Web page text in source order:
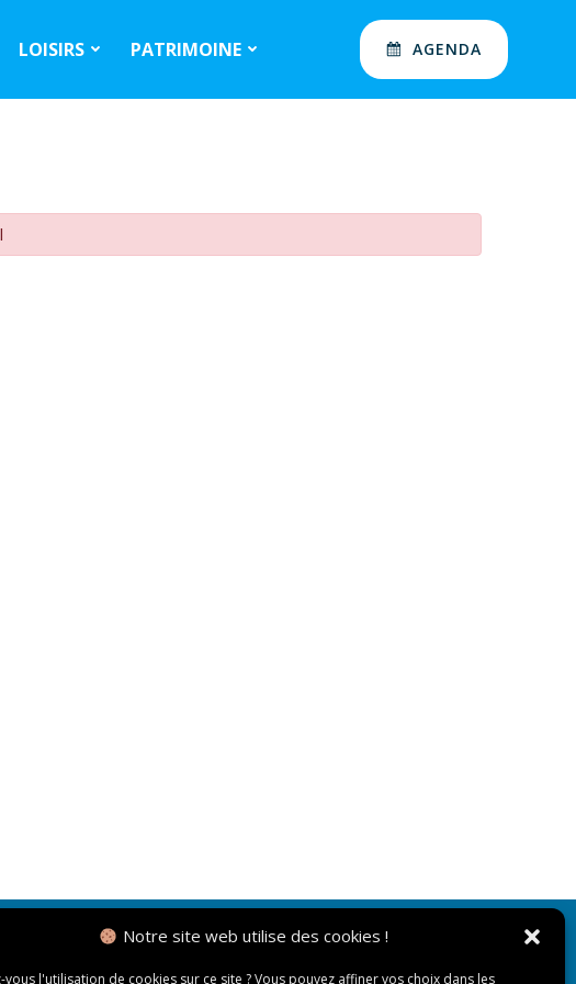
Notre site web utilise des cookies !
vous l'utilisation de cookies sur ce site ? Vous pouvez affiner vos choix dans les
LOISIRS PATRIMOINE AGENDA
NOUS CONTACTER